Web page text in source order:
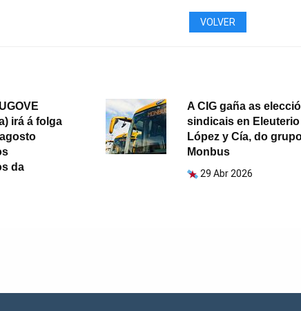
VOLVER
irá á folga
da
A CIG gaña as
sindicais en Eleuterio
López y Cía, do
Monbus
29 Abr 2026